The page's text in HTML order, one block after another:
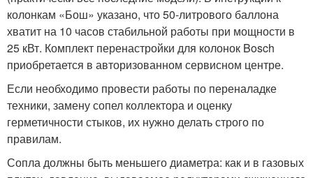
колонкам «Бош» указано, что 50-литрового баллона
хватит на 10 часов стабильной работы при мощности в
25 кВт. Комплект перенастройки для колонок Bosch
приобретается в авторизованном сервисном центре.
Если необходимо провести работы по переналадке
техники, замену сопел коллектора и оценку
герметичности стыков, их нужно делать строго по
правилам.
Сопла должны быть меньшего диаметра: как и в газовых